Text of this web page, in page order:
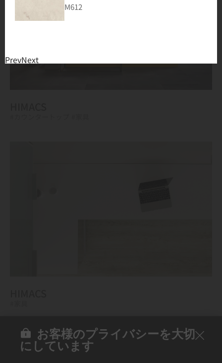
M612
PrevNext
お客様のプライバシーを大切
にしています